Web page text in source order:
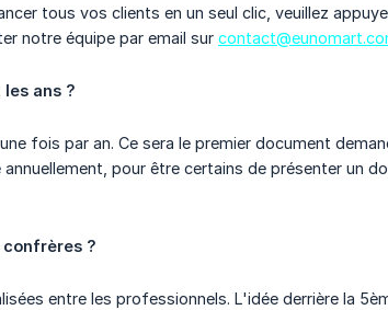
tous vos clients en un seul clic, veuillez
notre équipe par email sur
ans ?
fois par an. Ce sera le premier document
pour être certains de présenter un
?
entre les professionnels. L'idée derrière la